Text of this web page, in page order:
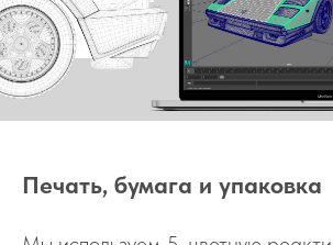
Печать, бумага и упаковка